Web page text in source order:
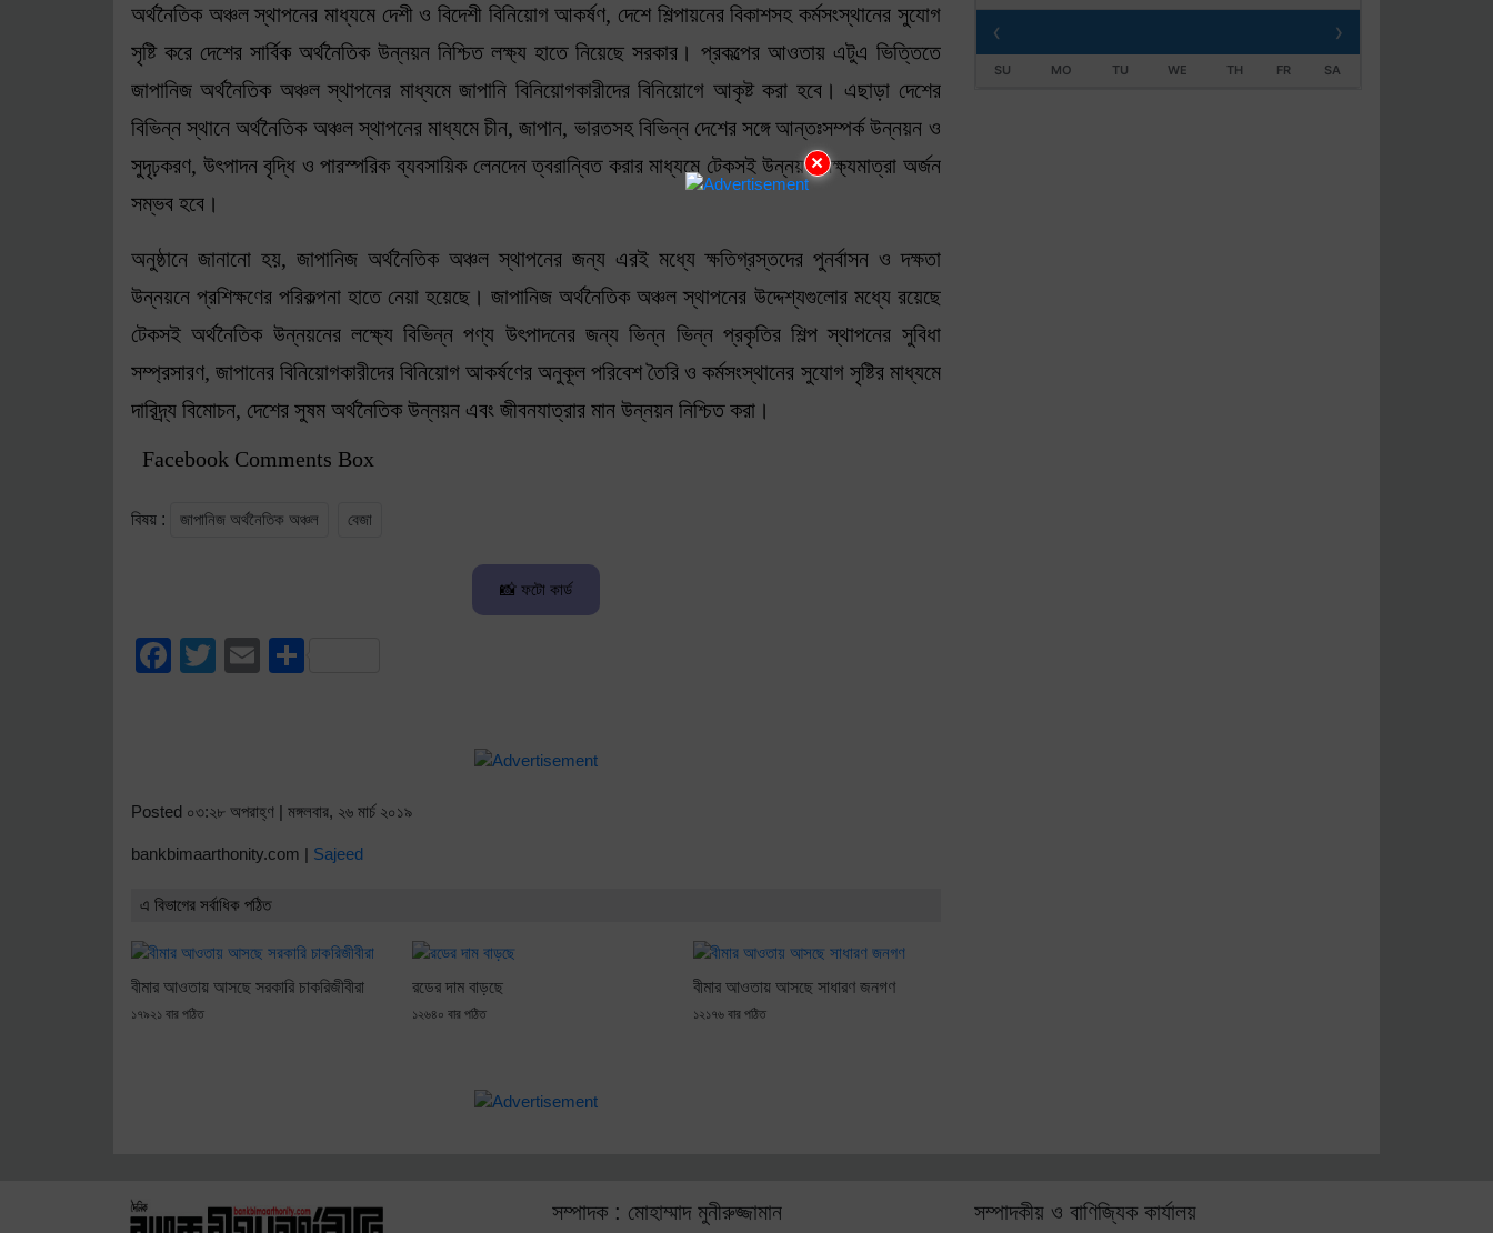
×
অর্থনৈতিক অঞ্চল স্থাপনের মাধ্যমে দেশী ও বিদেশী বিনিয়োগ আকর্ষণ, দেশে শিল্পায়নের বিকাশসহ কর্মসংস্থানের সুযোগ
সৃষ্টি করে দেশের সার্বিক অর্থনৈতিক উন্নয়ন নিশ্চিত লক্ষ্য হাতে নিয়েছে সরকার। প্রকল্পের আওতায় এটুএ ভিত্তিতে
জাপানিজ অর্থনৈতিক অঞ্চল স্থাপনের মাধ্যমে জাপানি বিনিয়োগকারীদের বিনিয়োগে আকৃষ্ট করা হবে। এছাড়া দেশের
বিভিন্ন স্থানে অর্থনৈতিক অঞ্চল স্থাপনের মাধ্যমে চীন, জাপান, ভারতসহ বিভিন্ন দেশের সঙ্গে আন্তঃসম্পর্ক উন্নয়ন ও
সুদৃঢ়করণ, উৎপাদন বৃদ্ধি ও পারস্পরিক ব্যবসায়িক লেনদেন ত্বরান্বিত করার মাধ্যমে টেকসই উন্নয়ন লক্ষ্যমাত্রা অর্জন
সম্ভব হবে।
অনুষ্ঠানে জানানো হয়, জাপানিজ অর্থনৈতিক অঞ্চল স্থাপনের জন্য এরই মধ্যে ক্ষতিগ্রস্তদের পুনর্বাসন ও দক্ষতা
উন্নয়নে প্রশিক্ষণের পরিকল্পনা হাতে নেয়া হয়েছে। জাপানিজ অর্থনৈতিক অঞ্চল স্থাপনের উদ্দেশ্যগুলোর মধ্যে রয়েছে
টেকসই অর্থনৈতিক উন্নয়নের লক্ষ্যে বিভিন্ন পণ্য উৎপাদনের জন্য ভিন্ন ভিন্ন প্রকৃতির শিল্প স্থাপনের সুবিধা
সম্প্রসারণ, জাপানের বিনিয়োগকারীদের বিনিয়োগ আকর্ষণের অনুকূল পরিবেশ তৈরি ও কর্মসংস্থানের সুযোগ সৃষ্টির মাধ্যমে
দারিদ্র্য বিমোচন, দেশের সুষম অর্থনৈতিক উন্নয়ন এবং জীবনযাত্রার মান উন্নয়ন নিশ্চিত করা।
Facebook Comments Box
বিষয় : জাপানিজ অর্থনৈতিক অঞ্চল বেজা
📸 ফটো কার্ড
Facebook
TwitterEmail
Posted ০৩:২৮ অপরাহ্ণ | মঙ্গলবার, ২৬ মার্চ ২০১৯
bankbimaarthonity.com | Sajeed
এ বিভাগের সর্বাধিক পঠিত
বীমার আওতায় আসছে সরকারি চাকরিজীবীরা
১৭৯২১ বার পঠিত
রডের দাম বাড়ছে
১২৬৪০ বার পঠিত
বীমার আওতায় আসছে সাধারণ জনগণ
১২১৭৬ বার পঠিত
‹ ›
SU MO TU WE TH FR SA
সম্পাদক : মোহাম্মাদ মুনীরুজ্জামান সম্পাদকীয় ও বাণিজ্যিক কার্যালয়